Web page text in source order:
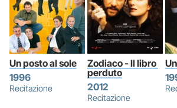
Un posto al sole
1996
Recitazione
Zodiaco - Il libro
perduto
2012
Recitazione